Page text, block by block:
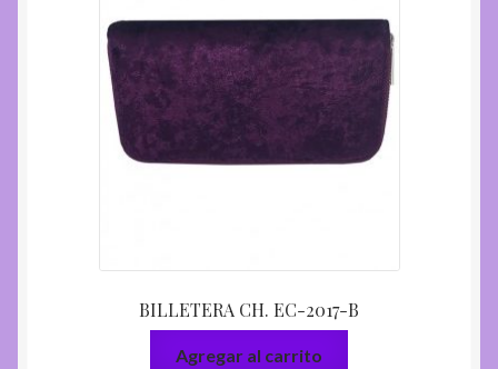
BILLETERA CH. EC-2017-B
Agregar al carrito